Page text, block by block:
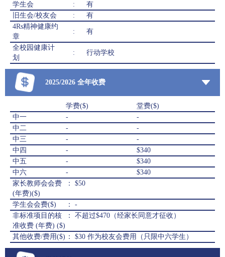
学生会
:
有
旧生会/校友会
:
有
4Rs精神健康约
章
: 有
全校园健康计
划
: 行动学校
2025/2026 全年收费
学费($)
堂费($)
中一
-
-
中二
-
-
中三
-
-
中四
-
$340
中五
-
$340
中六
-
$340
家长教师会会费
(年费)($)
： $50
学生会会费($)
： -
非标准项目的核
准收费 (年费) ($)
： 不超过$470（经家长同意才征收）
其他收费/费用($) ： $30 作为校友会费用（只限中六学生）